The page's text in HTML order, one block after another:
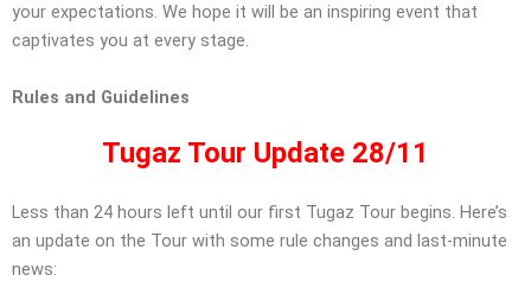
your expectations. We hope it will be an inspiring event that
captivates you at every stage.
Rules and Guidelines
Tugaz Tour Update 28/11
Less than 24 hours left until our first Tugaz Tour begins. Here’s
an update on the Tour with some rule changes and last-minute
news: